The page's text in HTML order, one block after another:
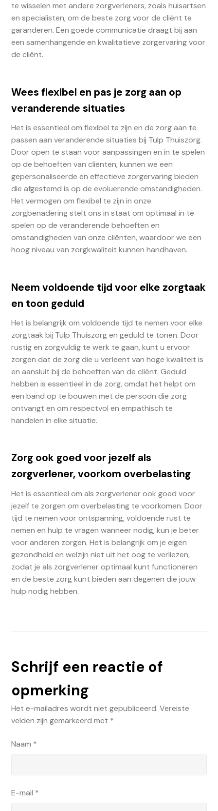
te wisselen met andere zorgverleners, zoals huisartsen
en specialisten, om de beste zorg voor de cliënt te
garanderen. Een goede communicatie draagt bij aan
een samenhangende en kwalitatieve zorgervaring voor
de cliënt.
Wees flexibel en pas je zorg aan op
veranderende situaties
Het is essentieel om flexibel te zijn en de zorg aan te
passen aan veranderende situaties bij Tulp Thuiszorg.
Door open te staan voor aanpassingen en in te spelen
op de behoeften van cliënten, kunnen we een
gepersonaliseerde en effectieve zorgervaring bieden
die afgestemd is op de evoluerende omstandigheden.
Het vermogen om flexibel te zijn in onze
zorgbenadering stelt ons in staat om optimaal in te
spelen op de veranderende behoeften en
omstandigheden van onze cliënten, waardoor we een
hoog niveau van zorgkwaliteit kunnen handhaven.
Neem voldoende tijd voor elke zorgtaak
en toon geduld
Het is belangrijk om voldoende tijd te nemen voor elke
zorgtaak bij Tulp Thuiszorg en geduld te tonen. Door
rustig en zorgvuldig te werk te gaan, kunt u ervoor
zorgen dat de zorg die u verleent van hoge kwaliteit is
en aansluit bij de behoeften van de cliënt. Geduld
hebben is essentieel in de zorg, omdat het helpt om
een band op te bouwen met de persoon die zorg
ontvangt en om respectvol en empathisch te
handelen in elke situatie.
Zorg ook goed voor jezelf als
zorgverlener, voorkom overbelasting
Het is essentieel om als zorgverlener ook goed voor
jezelf te zorgen om overbelasting te voorkomen. Door
tijd te nemen voor ontspanning, voldoende rust te
nemen en hulp te vragen wanneer nodig, kun je beter
voor anderen zorgen. Het is belangrijk om je eigen
gezondheid en welzijn niet uit het oog te verliezen,
zodat je als zorgverlener optimaal kunt functioneren
en de beste zorg kunt bieden aan degenen die jouw
hulp nodig hebben.
Schrijf een reactie of
opmerking
Het e-mailadres wordt niet gepubliceerd. Vereiste
velden zijn gemarkeerd met *
Naam *
E-mail *